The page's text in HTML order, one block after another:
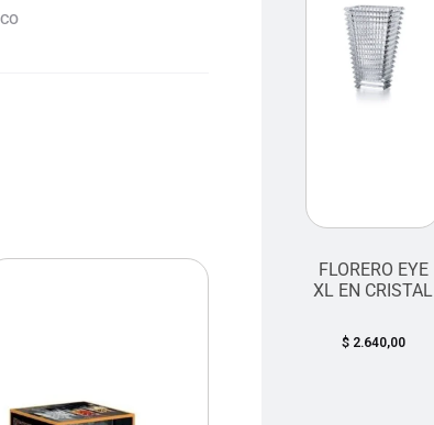
FLORERO EYE
XL EN CRISTAL
$2.640,00